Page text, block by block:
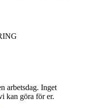
arbetsdag. Inget
kan göra för er.